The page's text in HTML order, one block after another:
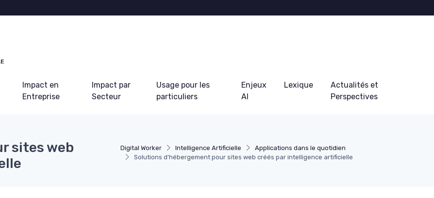
Impact en
Entreprise
Impact par
Secteur
Usage pour les
particuliers
Enjeux
AI
Lexique
Actualités et
Perspectives
Digital Worker Intelligence Artificielle
Applications dans le quotidien
Solutions d'hébergement pour sites web créés par intelligence artificielle
sites web